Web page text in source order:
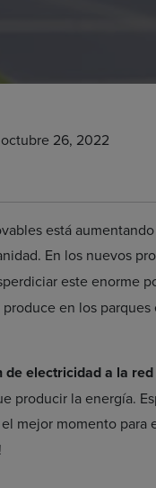
octubre 26, 2022
está
En los nuevos
este enorme
en los
electricidad a la
producir la energía.
mejor momento para